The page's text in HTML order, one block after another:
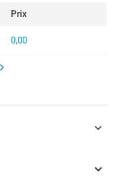
Prix
0,00